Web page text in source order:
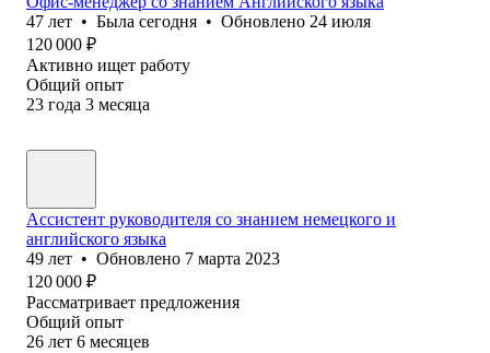
47 лет • Была сегодня • Обновлено 24 июля
120 000 ₽
Активно ищет работу
Общий опыт
23 года 3 месяца
Ассистент руководителя со знанием немецкого и
английского языка
49 лет • Обновлено 7 марта 2023
120 000 ₽
Рассматривает предложения
Общий опыт
26 лет 6 месяцев